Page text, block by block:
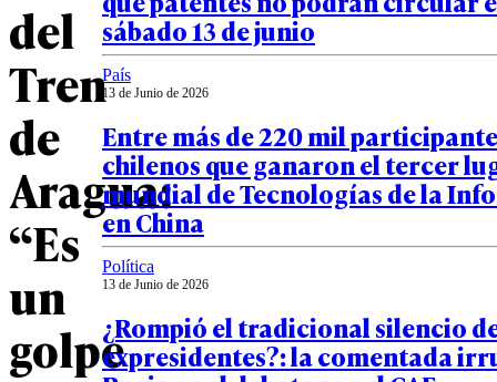
del
Tren
de
Aragua:
“Es
un
golpe
sábado 13 de junio
País
13 de Junio de 2026
Entre más de 220 mil
chilenos que ganaron el tercer
mundial de Tecnologías de la
en China
Política
13 de Junio de 2026
¿Rompió el tradicional silencio
expresidentes?: la comentada